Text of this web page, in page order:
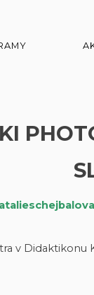
v Didaktikonu